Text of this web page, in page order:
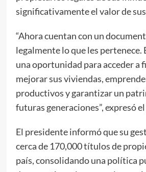
significativamente el valor de
“Ahora cuentan con un
legalmente lo que les pertenece.
una oportunidad para acceder a
mejorar sus viviendas,
productivos y garantizar un
futuras generaciones”, expresó
El presidente informó que su
cerca de 170,000 títulos de
país, consolidando una política